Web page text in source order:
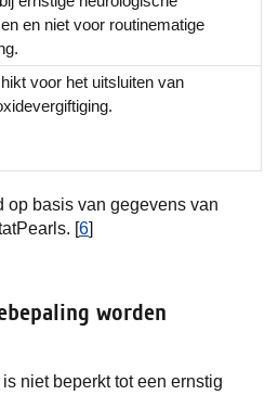
en niet voor routinematige
voor het uitsluiten van
op basis van gegevens van
[6]
worden
niet beperkt tot een ernstig